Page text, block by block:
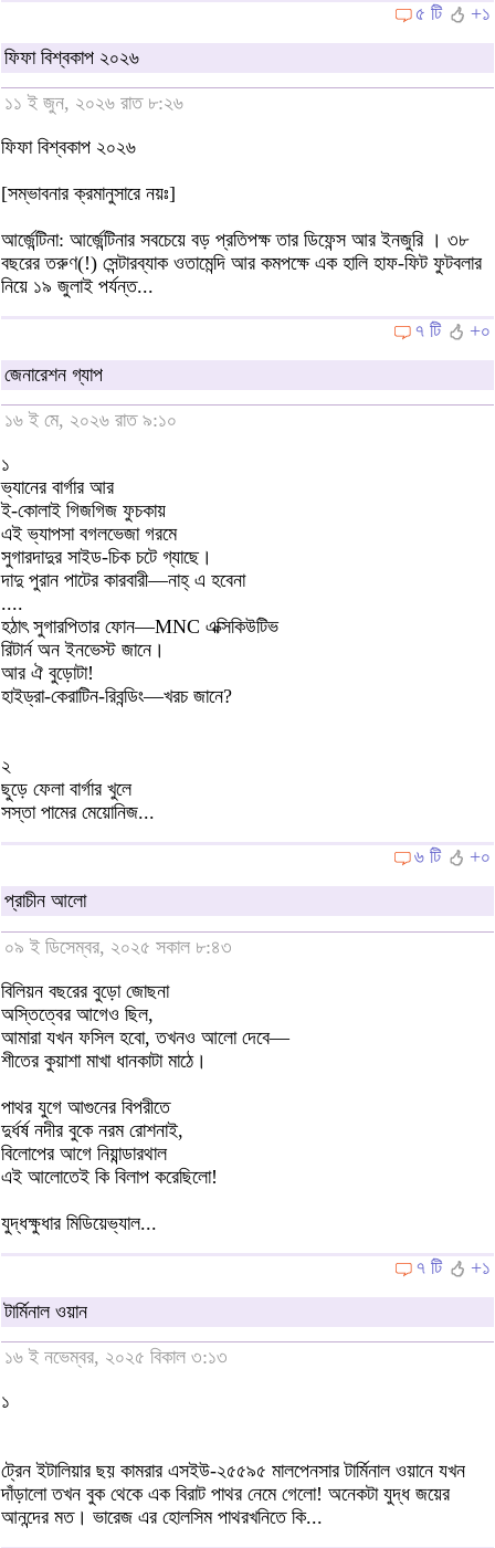
৫ টি
+১
ফিফা বিশ্বকাপ ২০২৬
১১ ই জুন, ২০২৬ রাত ৮:২৬
ফিফা বিশ্বকাপ ২০২৬
[সম্ভাবনার ক্রমানুসারে নয়ঃ]
আর্জেন্টিনা: আর্জেন্টিনার সবচেয়ে বড় প্রতিপক্ষ তার ডিফেন্স আর ইনজুরি । ৩৮
বছরের তরুণ(!) সেন্টারব্যাক ওতামেন্দি আর কমপক্ষে এক হালি হাফ-ফিট ফুটবলার
নিয়ে ১৯ জুলাই পর্যন্ত...
৭ টি
+০
জেনারেশন গ্যাপ
১৬ ই মে, ২০২৬ রাত ৯:১০
১
ভ্যানের বার্গার আর
ই-কোলাই গিজগিজ ফুচকায়
এই ভ্যাপসা বগলভেজা গরমে
সুগারদাদুর সাইড-চিক চটে গ্যাছে।
দাদু পুরান পাটের কারবারী—নাহ্ এ হবেনা
....
হঠাৎ সুগারপিতার ফোন—MNC এক্সিকিউটিভ
রিটার্ন অন ইনভেস্ট জানে।
আর ঐ বুড়োটা!
হাইড্রা-কেরাটিন-রিবন্ডিং—খরচ জানে?
২
ছুড়ে ফেলা বার্গার খুলে
সস্তা পামের মেয়োনিজ...
৬ টি
+০
প্রাচীন আলো
০৯ ই ডিসেম্বর, ২০২৫ সকাল ৮:৪৩
বিলিয়ন বছরের বুড়ো জোছনা
অস্তিত্বের আগেও ছিল,
আমারা যখন ফসিল হবো, তখনও আলো দেবে—
শীতের কুয়াশা মাখা ধানকাটা মাঠে।
পাথর যুগে আগুনের বিপরীতে
দুর্ধর্ষ নদীর বুকে নরম রোশনাই,
বিলোপের আগে নিয়ান্ডারথাল
এই আলোতেই কি বিলাপ করেছিলো!
যুদ্ধক্ষুধার মিডিয়েভ্যাল...
৭ টি
+১
টার্মিনাল ওয়ান
১৬ ই নভেম্বর, ২০২৫ বিকাল ৩:১৩
১
ট্রেন ইটালিয়ার ছয় কামরার এসইউ-২৫৫৯৫ মালপেনসার টার্মিনাল ওয়ানে যখন
দাঁড়ালো তখন বুক থেকে এক বিরাট পাথর নেমে গেলো! অনেকটা যুদ্ধ জয়ের
আনন্দের মত। ভারেজ এর হোলসিম পাথরখনিতে কি...